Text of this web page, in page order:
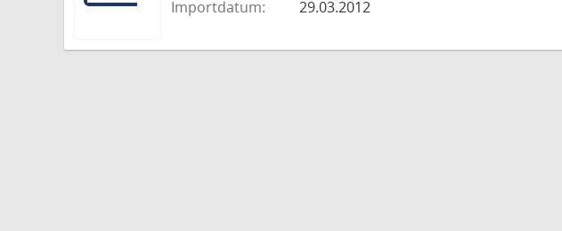
Importdatum:
29.03.2012